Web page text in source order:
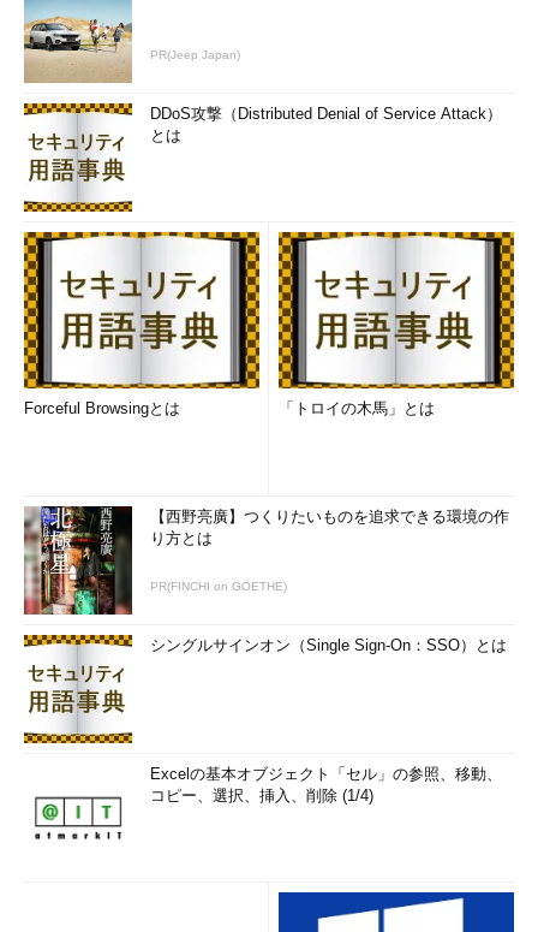
PR(Jeep Japan)
DDoS攻撃（Distributed Denial of Service Attack）
とは
Forceful Browsingとは 「トロイの木馬」とは
【西野亮廣】つくりたいものを追求できる環境の作
り方とは
PR(FINCHI on GOETHE)
シングルサインオン（Single Sign-On：SSO）とは
Excelの基本オブジェクト「セル」の参照、移動、
コピー、選択、挿入、削除 (1/4)